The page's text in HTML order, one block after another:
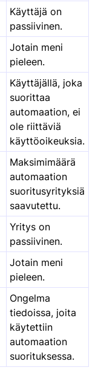
Käyttäjä on
passiivinen.
Jotain meni
pieleen.
Käyttäjällä, joka
suorittaa
automaation, ei
ole riittäviä
käyttöoikeuksia.
Maksimimäärä
automaation
suoritusyrityksiä
saavutettu.
Yritys on
passiivinen.
Jotain meni
pieleen.
Ongelma
tiedoissa, joita
käytettiin
automaation
suorituksessa.